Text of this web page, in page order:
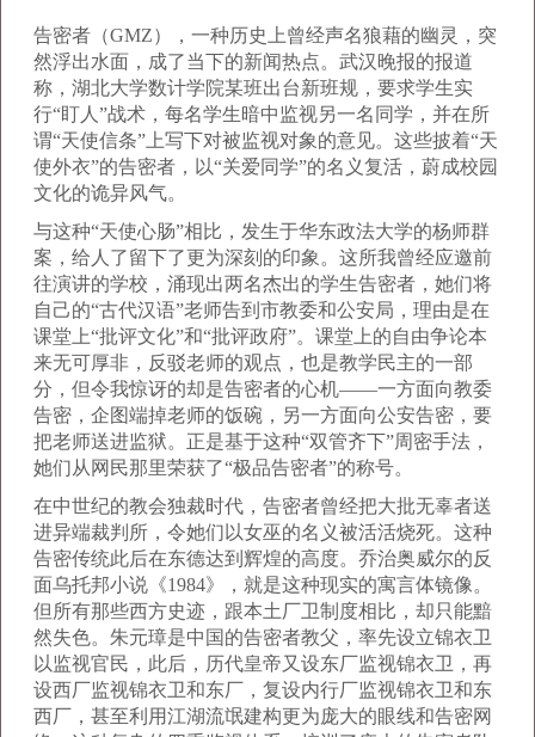
告密者（GMZ），一种历史上曾经声名狼藉的幽灵，突
然浮出水面，成了当下的新闻热点。武汉晚报的报道
称，湖北大学数计学院某班出台新班规，要求学生实
行“盯人”战术，每名学生暗中监视另一名同学，并在所
谓“天使信条”上写下对被监视对象的意见。这些披着“天
使外衣”的告密者，以“关爱同学”的名义复活，蔚成校园
文化的诡异风气。
与这种“天使心肠”相比，发生于华东政法大学的杨师群
案，给人了留下了更为深刻的印象。这所我曾经应邀前
往演讲的学校，涌现出两名杰出的学生告密者，她们将
自己的“古代汉语”老师告到市教委和公安局，理由是在
课堂上“批评文化”和“批评政府”。课堂上的自由争论本
来无可厚非，反驳老师的观点，也是教学民主的一部
分，但令我惊讶的却是告密者的心机——一方面向教委
告密，企图端掉老师的饭碗，另一方面向公安告密，要
把老师送进监狱。正是基于这种“双管齐下”周密手法，
她们从网民那里荣获了“极品告密者”的称号。
在中世纪的教会独裁时代，告密者曾经把大批无辜者送
进异端裁判所，令她们以女巫的名义被活活烧死。这种
告密传统此后在东德达到辉煌的高度。乔治奥威尔的反
面乌托邦小说《1984》，就是这种现实的寓言体镜像。
但所有那些西方史迹，跟本土厂卫制度相比，却只能黯
然失色。朱元璋是中国的告密者教父，率先设立锦衣卫
以监视官民，此后，历代皇帝又设东厂监视锦衣卫，再
设西厂监视锦衣卫和东厂，复设内行厂监视锦衣卫和东
西厂，甚至利用江湖流氓建构更为庞大的眼线和告密网